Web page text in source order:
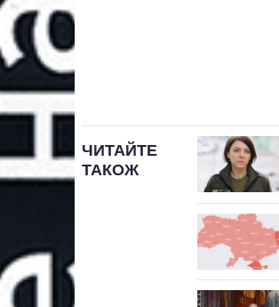
ЧИТАЙТЕ
ТАКОЖ